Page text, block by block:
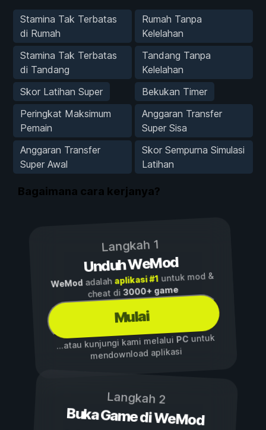
Stamina Tak Terbatas
di Rumah
Rumah Tanpa
Kelelahan
Stamina Tak Terbatas
di Tandang
Tandang Tanpa
Kelelahan
Skor Latihan Super
Bekukan Timer
Peringkat Maksimum
Pemain
Anggaran Transfer
Super Sisa
Anggaran Transfer
Super Awal
Skor Sempurna Simulasi
Latihan
Bagaimana cara kerjanya?
Langkah 1
Unduh WeMod
WeModadalah aplikasi #1untuk mod &
cheat di3000+ game
Mulai
...atau kunjungi kami melalui PCuntuk
mendownload aplikasi
Langkah 2
Buka Game di WeMod